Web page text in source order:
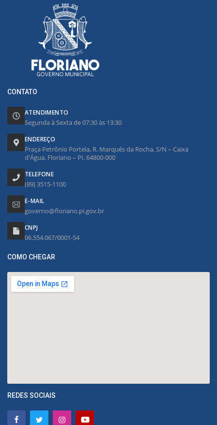
CONTATO
ATENDIMENTO
Segunda à Sexta de 07:30 às 13:30
ENDEREÇO
Praça Petrônio Portela, R. Marquês da Rocha, S/N – Caixa
d'Água, Floriano – PI, 64800-000
TELEFONE
(89) 3515-1100
E-MAIL
governo@floriano.pi.gov.br
CNPJ
06.554.067/0001-54
COMO CHEGAR
REDES SOCIAIS